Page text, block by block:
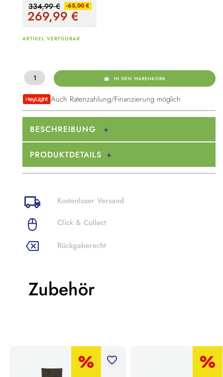
334,99 € -65,00 €
269,99€
ARTIKEL VERFÜGBAR
IN DEN WARENKORB
Auch Ratenzahlung/Finanzierung möglich
BESCHREIBUNG
PRODUKTDETAILS
Kostenloser Versand
Click & Collect
Rückgaberecht
Zubehör
favorite_border